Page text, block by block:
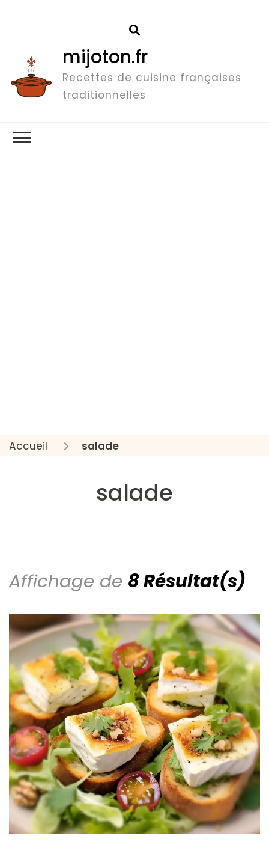
mijoton.fr
Recettes de cuisine françaises
traditionnelles
Accueil salade
salade
Affichage de 8 Résultat(s)